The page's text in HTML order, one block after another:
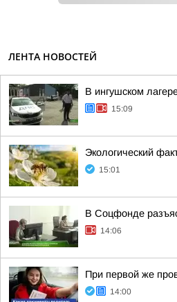
ЛЕНТА НОВОСТЕЙ
В ингушском
15:09
Экологический
15:01
В Соцфонде
14:06
При первой же
14:00